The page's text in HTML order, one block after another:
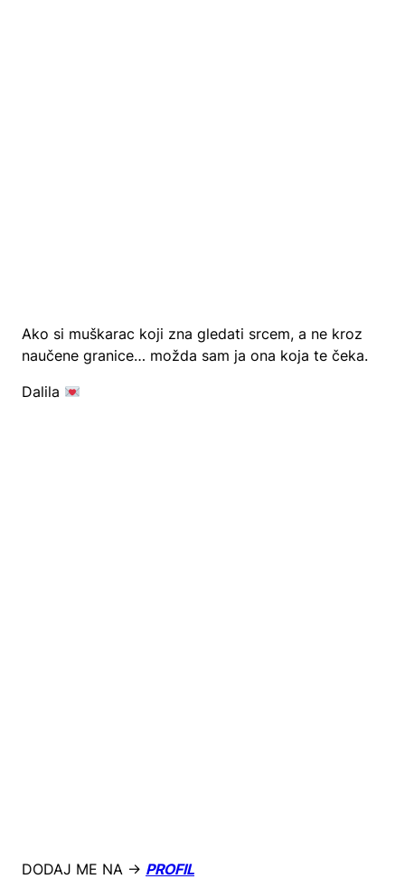
Ako si muškarac koji zna gledati srcem, a ne kroz
naučene granice… možda sam ja ona koja te čeka.
Dalila
DODAJ ME NA → PROFIL